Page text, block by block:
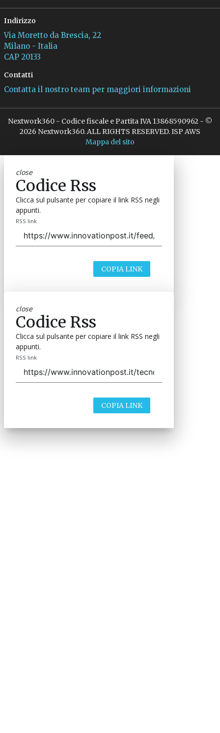
Indirizzo
Via Moretto da Brescia, 22
Milano - Italia
CAP 20133
Contatti
Contatta il nostro team per maggiori informazioni
Nextwork360 - Codice fiscale e Partita IVA 13868590962 - ©
2026 Nextwork360. ALL RIGHTS RESERVED. ISP AWS
Mappa del sito
close
Codice Rss
Clicca sul pulsante per copiare il link RSS negli
appunti.
RSS link
COPIA LINK
close
Codice Rss
Clicca sul pulsante per copiare il link RSS negli
appunti.
RSS link
COPIA LINK